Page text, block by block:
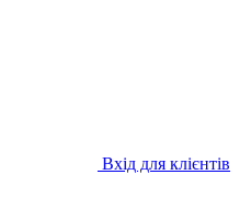
Вхід для клієнтів